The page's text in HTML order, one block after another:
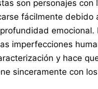
son personajes con
fácilmente debido
emocional.
imperfecciones
y hace
sinceramente con